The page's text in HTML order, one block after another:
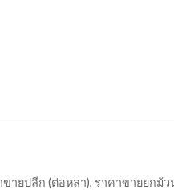
ขายปลีก (ต่อหลา), ราคาขายยกม้ว